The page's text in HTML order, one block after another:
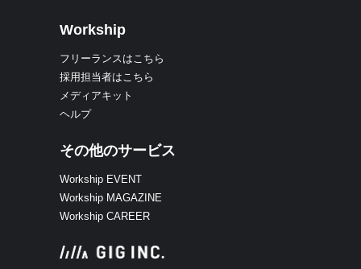
Workship
フリーランスはこちら
採用担当者はこちら
メディアキット
ヘルプ
その他のサービス
Workship EVENT
Workship MAGAZINE
Workship CAREER